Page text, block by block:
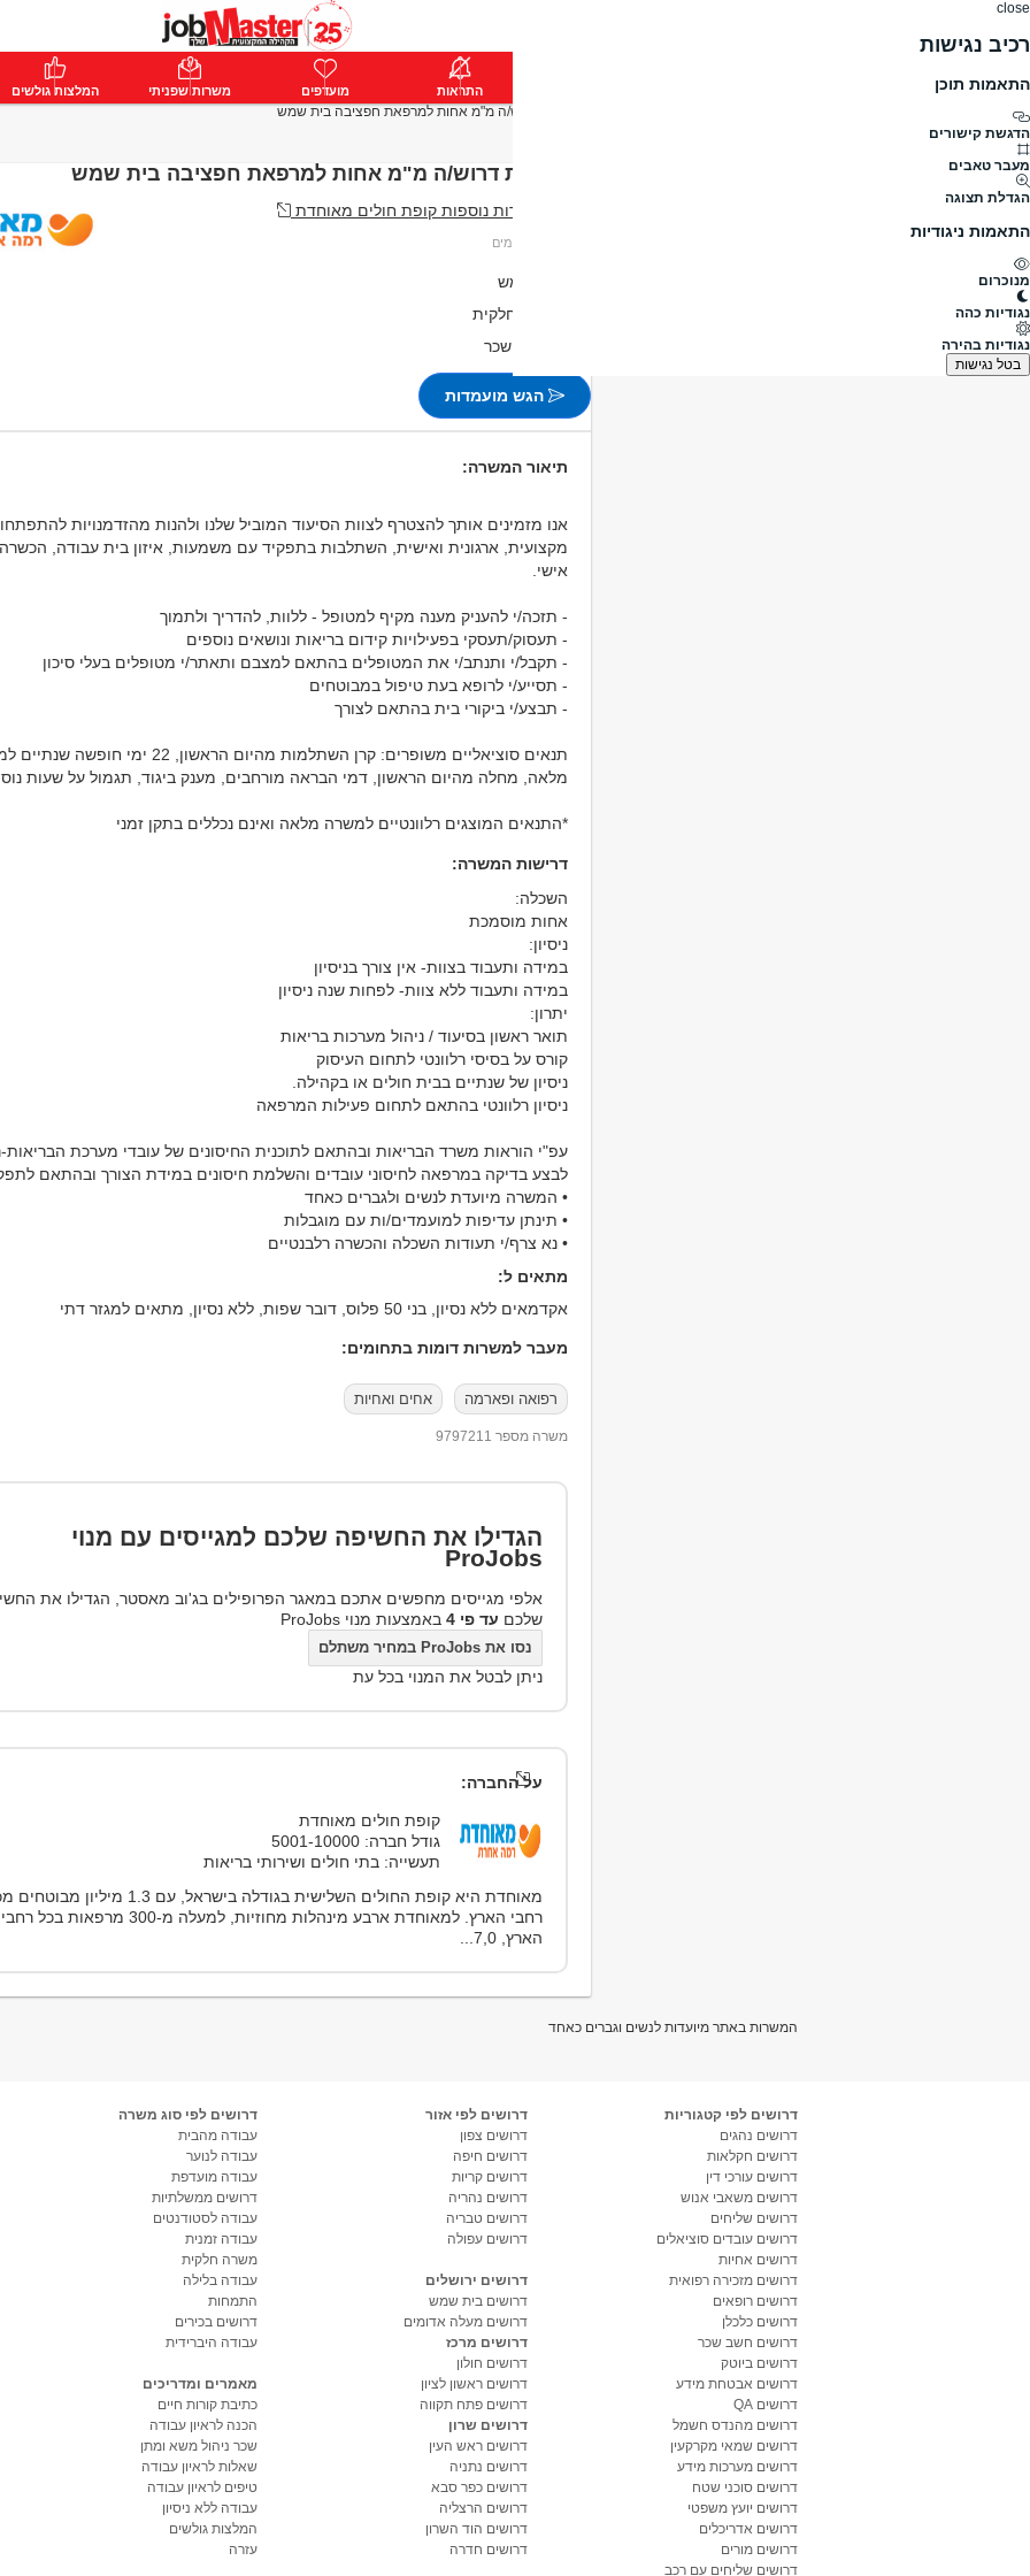
close
רכיב נגישות
התאמות תוכן
הדגשת קישורים
מעבר טאבים
הגדלת תצוגה
התאמות ניגודיות
מנוכרום
נגודיות כהה
נגודיות בהירה
בטל נגישות
פרימיום התחבר התראות מועדפים משרות שפניתי המלצות גולשים
למאוחדת דרוש/ה מ"מ אחות למרפאת חפציבה בית שמש
למאוחדת דרוש/ה מ"מ אחות למרפאת חפציבה בית שמש
מעבר למשרות נוספות קופת חולים מאוחדת
בית שמש
משרה חלקית
לא צוין שכר
הגש מועמדות
תיאור המשרה:
אנו מזמינים אותך להצטרף לצוות הסיעוד המוביל שלנו ולהנות מהזדמנויות
מקצועית, ארגונית ואישית, השתלבות בתפקיד עם משמעות, איזון בית עבודה, הכשרה
אישי.
- תזכה/י להעניק מענה מקיף למטופל - ללוות, להדריך ולתמוך
- תעסוק/תעסקי בפעילויות קידום בריאות ונושאים נוספים
- תקבל/י ותנתב/י את המטופלים בהתאם למצבם ותאתר/י מטופלים בעלי סיכון
- תסייע/י לרופא בעת טיפול במבוטחים
- תבצע/י ביקורי בית בהתאם לצורך
תנאים סוציאליים משופרים: קרן השתלמות מהיום הראשון, 22 ימי
מלאה, מחלה מהיום הראשון, דמי הבראה מורחבים, מענק ביגוד, תגמול על שעות
*התנאים המוצגים רלוונטיים למשרה מלאה ואינם נכללים בתקן זמני
דרישות המשרה:
עפ"י הוראות משרד הבריאות ובהתאם לתוכנית החיסונים של עובדי מערכת
• נא צרף/י תעודות השכלה והכשרה רלבנטיים
מתאים ל:
אקדמאים ללא נסיון, בני 50 פלוס, דובר שפות, ללא נסיון, מתאים למגזר דתי
מעבר למשרות דומות בתחומים:
רפואה ופארמה אחים ואחיות
משרה מספר 9797211
הגדילו את החשיפה שלכם למגייסים עם מנוי
ProJobs
אלפי מגייסים מחפשים אתכם במאגר הפרופילים בג'וב מאסטר, הגדילו את
שלכם עד פי 4 באמצעות מנוי ProJobs
נסו את ProJobs במחיר משתלם
ניתן לבטל את המנוי בכל עת
על החברה:
קופת חולים מאוחדת
גודל חברה: 5001-10000
תעשייה: בתי חולים ושירותי בריאות
מאוחדת היא קופת החולים השלישית בגודלה בישראל, עם 1.3 מיליון
רחבי הארץ. למאוחדת ארבע מינהלות מחוזיות, למעלה מ-300 מרפאות בכל רחבי
הארץ, 7,0...
המשרות באתר מיועדות לנשים וגברים כאחד
דרושים לפי קטגוריות
דרושים נהגים
דרושים חקלאות
דרושים עורכי דין
דרושים משאבי אנוש
דרושים שליחים
דרושים עובדים סוציאלים
דרושים אחיות
דרושים מזכירה רפואית
דרושים רופאים
דרושים כלכלן
דרושים חשב שכר
דרושים ביוטק
דרושים אבטחת מידע
דרושים QA
דרושים מהנדס חשמל
דרושים שמאי מקרקעין
דרושים מערכות מידע
דרושים סוכני שטח
דרושים יועץ משפטי
דרושים אדריכלים
דרושים מורים
דרושים שליחים עם רכב
דרושים לפי אזור
דרושים צפון
דרושים חיפה
דרושים קריות
דרושים נהריה
דרושים טבריה
דרושים עפולה
דרושים ירושלים
דרושים בית שמש
דרושים מעלה אדומים
דרושים מרכז
דרושים חולון
דרושים ראשון לציון
דרושים פתח תקווה
דרושים שרון
דרושים ראש העין
דרושים נתניה
דרושים כפר סבא
דרושים הרצליה
דרושים הוד השרון
דרושים חדרה
דרושים לפי סוג משרה
עבודה מהבית
עבודה לנוער
עבודה מועדפת
דרושים ממשלתיות
עבודה לסטודנטים
עבודה זמנית
משרה חלקית
עבודה בלילה
התמחות
דרושים בכירים
עבודה היברידית
מאמרים ומדריכים
כתיבת קורות חיים
הכנה לראיון עבודה
שכר ניהול משא ומתן
שאלות לראיון עבודה
טיפים לראיון עבודה
עבודה ללא ניסיון
המלצות גולשים
עזרה